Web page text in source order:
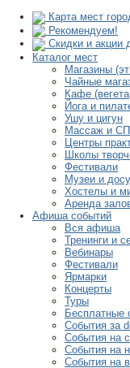
Карта мест
Рекомендуем!
Скидки и акции
Каталог мест
Магазины
Чайные
Кафе
Йога и
Ушу и цигун
Массаж и
Центры
Школы
Фестивали
Музеи и
Хостелы и
Аренда
Афиша событий
Вся афиша
Тренинги и
Вебинары
Фестивали
Ярмарки
Концерты
Туры
Бесплатные
События за
События на
События на
События на